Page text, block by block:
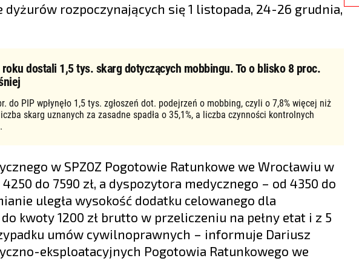
rozpoczynających się 1 listopada, 24-26 grudnia,
roku dostali 1,5 tys. skarg dotyczących mobbingu. To o blisko 8 proc.
do PIP wpłynęło 1,5 tys. zgłoszeń dot. podejrzeń o mobbing, czyli o 7,8% więcej niż
skarg uznanych za zasadne spadła o 35,1%, a liczba czynności kontrolnych
w SPZOZ Pogotowie Ratunkowe we Wrocławiu w
do 7590 zł, a dyspozytora medycznego – od 4350 do
uległa wysokość dodatku celowanego dla
kwoty 1200 zł brutto w przeliczeniu na pełny etat i z 5
umów cywilnoprawnych – informuje Dariusz
eksploatacyjnych Pogotowia Ratunkowego we